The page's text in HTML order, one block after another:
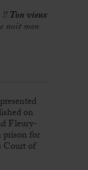
!!Ton vieux
nuit mon
on
Fleury-
prison for
Court of